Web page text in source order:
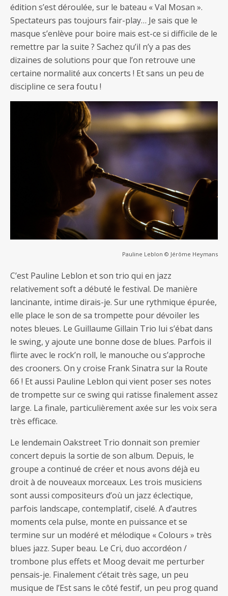
édition s’est déroulée, sur le bateau « Val Mosan ».
Spectateurs pas toujours fair-play… Je sais que le
masque s’enlève pour boire mais est-ce si difficile de le
remettre par la suite ? Sachez qu’il n’y a pas des
dizaines de solutions pour que l’on retrouve une
certaine normalité aux concerts ! Et sans un peu de
discipline ce sera foutu !
Pauline Leblon © Jérôme Heymans
C’est Pauline Leblon et son trio qui en jazz
relativement soft a débuté le festival. De manière
lancinante, intime dirais-je. Sur une rythmique épurée,
elle place le son de sa trompette pour dévoiler les
notes bleues. Le Guillaume Gillain Trio lui s’ébat dans
le swing, y ajoute une bonne dose de blues. Parfois il
flirte avec le rock’n roll, le manouche ou s’approche
des crooners. On y croise Frank Sinatra sur la Route
66 ! Et aussi Pauline Leblon qui vient poser ses notes
de trompette sur ce swing qui ratisse finalement assez
large. La finale, particulièrement axée sur les voix sera
très efficace.
Le lendemain Oakstreet Trio donnait son premier
concert depuis la sortie de son album. Depuis, le
groupe a continué de créer et nous avons déjà eu
droit à de nouveaux morceaux. Les trois musiciens
sont aussi compositeurs d’où un jazz éclectique,
parfois landscape, contemplatif, ciselé. A d’autres
moments cela pulse, monte en puissance et se
termine sur un modéré et mélodique « Colours » très
blues jazz. Super beau. Le Cri, duo accordéon /
trombone plus effets et Moog devait me perturber
pensais-je. Finalement c’était très sage, un peu
musique de l’Est sans le côté festif, un peu prog quand